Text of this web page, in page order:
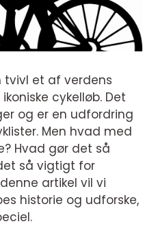
tvivl et af verdens
cykelløb. Det
og er en udfordring
Men hvad med
Hvad gør det så
så vigtigt for
artikel vil vi
historie og udforske,